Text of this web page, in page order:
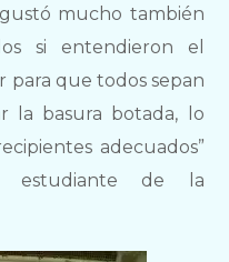
mucho también
si entendieron el
para que todos sepan
la basura botada, lo
adecuados”
estudiante de la